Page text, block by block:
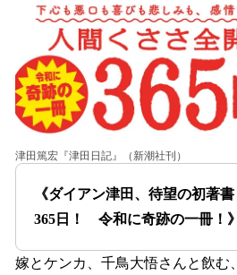
津田篤宏『津田日記』（新潮社刊）
《ダイアン津田、待望の初著
365日！ 令和に奇跡の一冊！》
嫁とケンカ、千鳥大悟さんと飲む